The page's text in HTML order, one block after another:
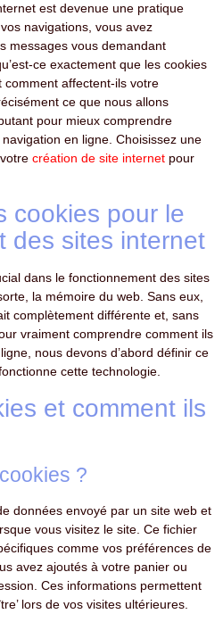
est devenue une pratique
navigations, vous avez
messages vous demandant
ce exactement que les cookies
affectent-ils votre
ce que nous allons
pour mieux comprendre
en ligne. Choisissez une
création de site internet pour
cookies pour le
des sites internet
dans le fonctionnement des sites
la mémoire du web. Sans eux,
complètement différente et, sans
vraiment comprendre comment ils
nous devons d’abord définir ce
cette technologie.
et comment ils
?
données envoyé par un site web et
vous visitez le site. Ce fichier
comme vos préférences de
avez ajoutés à votre panier ou
Ces informations permettent
lors de vos visites ultérieures.